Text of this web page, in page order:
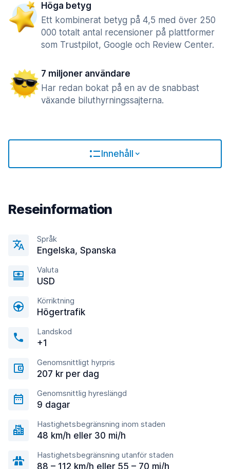
Höga betyg
Ett kombinerat betyg på 4,5 med över 250
000 totalt antal recensioner på plattformer
som Trustpilot, Google och Review Center.
7 miljoner användare
Har redan bokat på en av de snabbast
växande biluthyrningssajterna.
Innehåll
Reseinformation
Språk
Engelska, Spanska
Valuta
USD
Körriktning
Högertrafik
Landskod
+1
Genomsnittligt hyrpris
207 kr per dag
Genomsnittlig hyreslängd
9 dagar
Hastighetsbegränsning inom staden
48 km/h eller 30 mi/h
Hastighetsbegränsning utanför staden
88 – 112 km/h eller 55 – 70 mi/h